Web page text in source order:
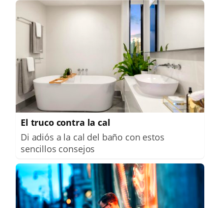
El truco contra la cal
Di adiós a la cal del baño con estos
sencillos consejos